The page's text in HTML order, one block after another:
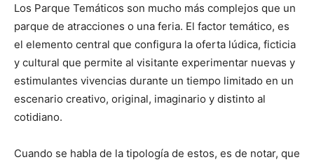
Los Parque Temáticos son mucho más complejos que un
parque de atracciones o una feria. El factor temático, es
el elemento central que configura la oferta lúdica, ficticia
y cultural que permite al visitante experimentar nuevas y
estimulantes vivencias durante un tiempo limitado en un
escenario creativo, original, imaginario y distinto al
cotidiano.
Cuando se habla de la tipología de estos, es de notar, que